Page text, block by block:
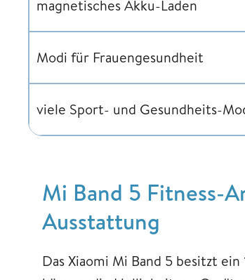
magnetisches Akku-Laden
Modi für Frauengesundheit
viele Sport- und Gesundheits-
Mi Band 5 Fitness-
Ausstattung
Das Xiaomi Mi Band 5 besitzt